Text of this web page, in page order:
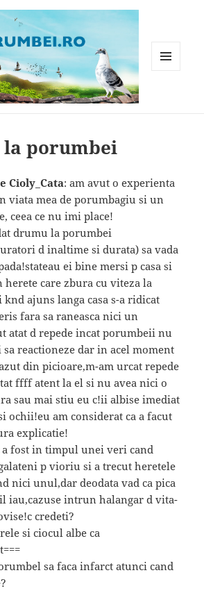
porumbei
Cioly_Cata: am avut o experienta
viata mea de porumbagiu si un
ceea ce nu imi place!
drumu la porumbei
d inaltime si durata) sa vada
ei bine mersi p casa si
herete care zbura cu viteza la
ajuns langa casa s-a ridicat
fara sa raneasca nici un
atat d repede incat porumbeii nu
reactioneze dar in acel moment
din picioare,m-am urcat repede
ffff atent la el si nu avea nici o
sau mai stiu eu c!ii albise imediat
ochii!eu am considerat ca a facut
explicatie!
a fost in timpul unei veri cand
p vioriu si a trecut heretele
nici unul,dar deodata vad ca pica
iau,cazuse intrun halangar d vita-
credeti?
si ciocul albe ca
sa faca infarct atunci cand